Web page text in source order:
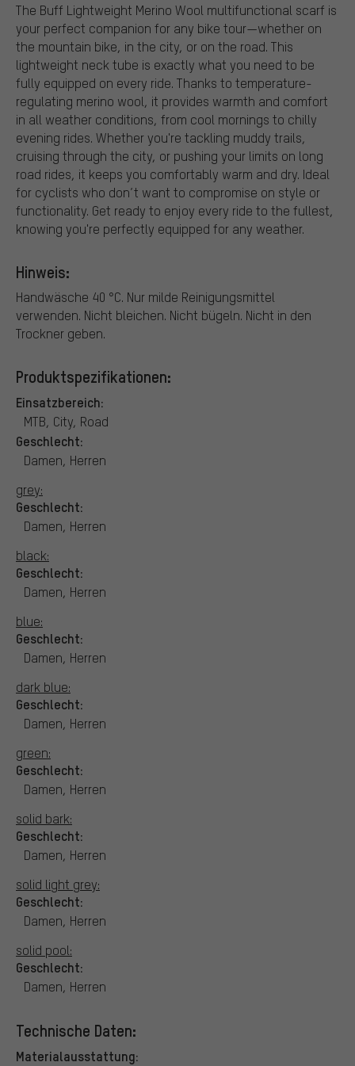
The Buff Lightweight Merino Wool multifunctional scarf is
your perfect companion for any bike tour—whether on
the mountain bike, in the city, or on the road. This
lightweight neck tube is exactly what you need to be
fully equipped on every ride. Thanks to temperature-
regulating merino wool, it provides warmth and comfort
in all weather conditions, from cool mornings to chilly
evening rides. Whether you're tackling muddy trails,
cruising through the city, or pushing your limits on long
road rides, it keeps you comfortably warm and dry. Ideal
for cyclists who don’t want to compromise on style or
functionality. Get ready to enjoy every ride to the fullest,
knowing you're perfectly equipped for any weather.
Hinweis:
Handwäsche 40 °C. Nur milde Reinigungsmittel
verwenden. Nicht bleichen. Nicht bügeln. Nicht in den
Trockner geben.
Produktspezifikationen:
Einsatzbereich:
MTB, City, Road
Geschlecht:
Damen, Herren
grey:
Geschlecht:
Damen, Herren
black:
Geschlecht:
Damen, Herren
blue:
Geschlecht:
Damen, Herren
dark blue:
Geschlecht:
Damen, Herren
green:
Geschlecht:
Damen, Herren
solid bark:
Geschlecht:
Damen, Herren
solid light grey:
Geschlecht:
Damen, Herren
solid pool:
Geschlecht:
Damen, Herren
Technische Daten:
Materialausstattung: